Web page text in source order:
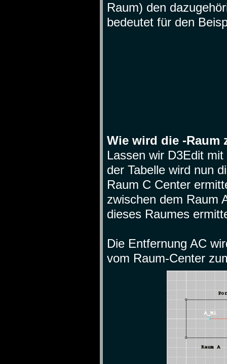
Raum) den
bedeutet für den
Wie wird die -Raum
Lassen wir D3Edit
der Tabelle wird nun
Raum C Center
zwischen dem Raum
dieses Raumes
Die Entfernung AC
vom Raum-Center